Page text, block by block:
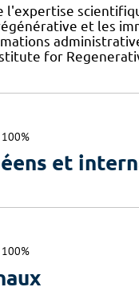
l'expertise
et les
for
100%
et
100%